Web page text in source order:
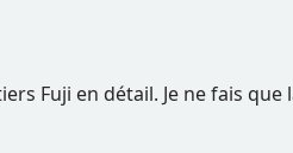
Fuji en détail. Je ne fais